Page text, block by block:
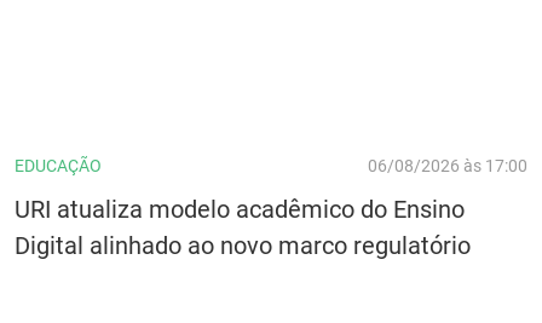
EDUCAÇÃO 06/08/2026 às 17:00
URI atualiza modelo acadêmico do Ensino
Digital alinhado ao novo marco regulatório